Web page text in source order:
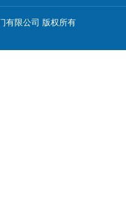
有限公司 版权所有